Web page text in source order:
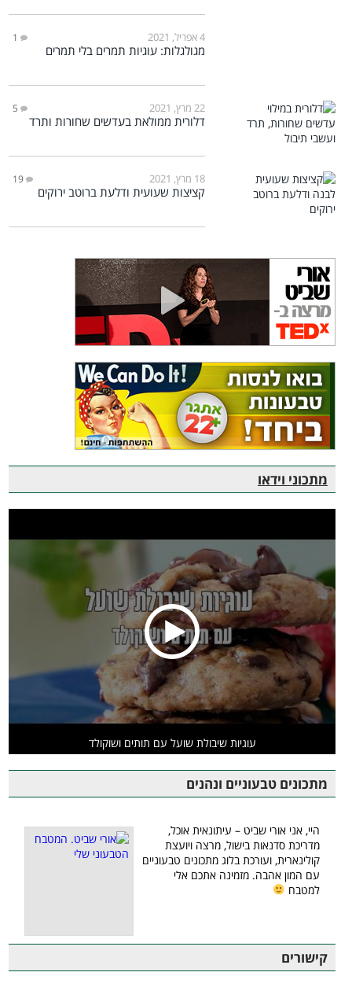
4 אפריל, 2021 1
מגולגלות: עוגיות תמרים בלי תמרים
22 מרץ, 2021 5
דלורית ממולאת בעדשים שחורות ותרד
18 מרץ, 2021 19
קציצות שעועית ודלעת ברוטב ירוקים
מתכוני וידאו
עוגיות שיבולת שועל עם תותים ושוקולד
מתכונים טבעוניים ונהנים
היי, אני אורי שביט – עיתונאית אוכל,
מדריכת סדנאות בישול, מרצה ויועצת
קולינארית, ועורכת בלוג מתכונים טבעוניים
עם המון אהבה. מזמינה אתכם אלי
למטבח
קישורים